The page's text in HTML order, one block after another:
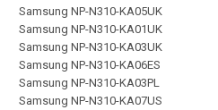
Samsung NP-N310-KA05UK
Samsung NP-N310-KA01UK
Samsung NP-N310-KA03UK
Samsung NP-N310-KA06ES
Samsung NP-N310-KA03PL
Samsung NP-N310-KA07US